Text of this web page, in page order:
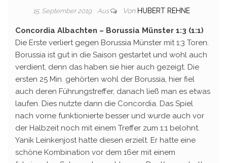
15. September 2019 Aus Von HUBERT REHNE
Concordia Albachten – Borussia Münster 1:3 (1:1)
Die Erste verliert gegen Borussia Münster mit 1:3 Toren.
Borussia ist gut in die Saison gestartet und wohl auch
verdient, denn das haben sie hier auch gezeigt. Die
ersten 25 Min. gehörten wohl der Borussia, hier fiel
auch deren Führungstreffer, danach ließ man es etwas
laufen. Dies nutzte dann die Concordia. Das Spiel
nach vorne funktionierte besser und wurde auch vor
der Halbzeit noch mit einem Treffer zum 1:1 belohnt.
Yanik Leinkenjost hatte diesen erzielt. Er hatte eine
schöne Kombination vor dem 16er mit einem